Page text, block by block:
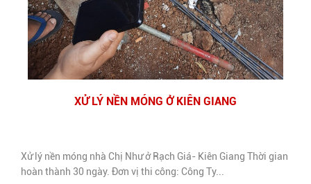
XỬ LÝ NỀN MÓNG Ở KIÊN GIANG
Xử lý nền móng nhà Chị Như ở Rạch Giá- Kiên Giang Thời gian
hoàn thành 30 ngày. Đơn vị thi công: Công Ty...